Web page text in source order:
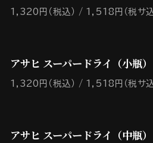
1,320円（税込） 1,518円（税サ込
アサヒ スーパードライ（小瓶）
1,320円（税込） 1,518円（税サ込
アサヒ スーパードライ（中瓶）